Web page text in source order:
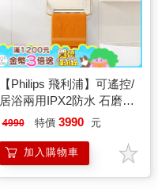
【Philips 飛利浦】可遙控/
居浴兩用IPX2防水 石磨烯
壁掛暖風機/陶磁電暖器
4990 特價 3990 元
加入購物車